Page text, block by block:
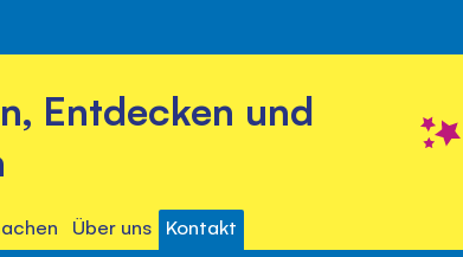
Entdecken und
Über uns Kontakt